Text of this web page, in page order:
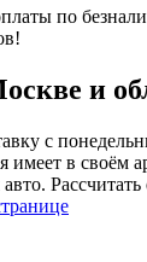
по
и
с
в своём
Рассчитать